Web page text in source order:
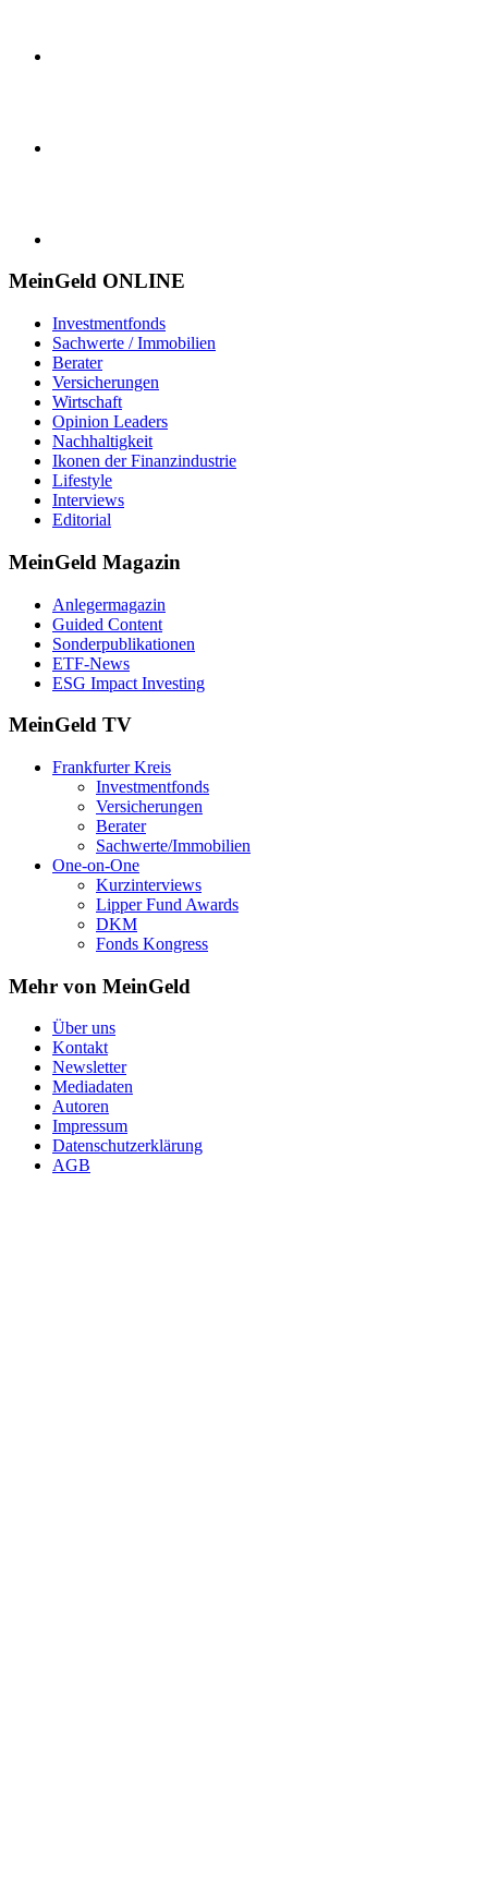
MeinGeld ONLINE
Investmentfonds
Sachwerte / Immobilien
Berater
Versicherungen
Wirtschaft
Opinion Leaders
Nachhaltigkeit
Ikonen der Finanzindustrie
Lifestyle
Interviews
Editorial
MeinGeld Magazin
Anlegermagazin
Guided Content
Sonderpublikationen
ETF-News
ESG Impact Investing
MeinGeld TV
Frankfurter Kreis
Investmentfonds
Versicherungen
Berater
Sachwerte/Immobilien
One-on-One
Kurzinterviews
Lipper Fund Awards
DKM
Fonds Kongress
Mehr von MeinGeld
Über uns
Kontakt
Newsletter
Mediadaten
Autoren
Impressum
Datenschutzerklärung
AGB